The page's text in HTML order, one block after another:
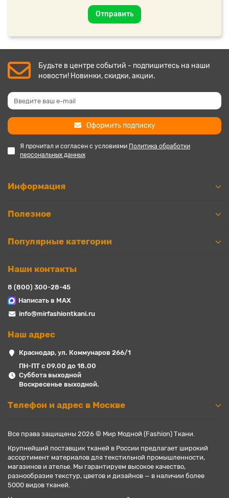
Отправить
Будьте в центре событий - подпишитесь на наши
новости! Новинки, скидки, акции.
Оформить подписку
Я прочитал и согласен с условиями Политика обработки
персональных данных
Информация
Полезное
Популярные категории
Наши контакты
8 (800) 300-28-45
Написать в MAX
info@mirfashiontkani.ru
Наш адрес
Краснодар, ул. Коммунаров 266/1
ПН-ПТ с 09.00 до 18.00
Суббота выходной
Воскресенье выходной.
Телефон и адрес в Москве
Все права защищены 2026 © Мир Модной (Fashion) Ткани.
Крупнейший поставщик тканей в России предлагает широкий
ассортимент материалов для текстильной промышленности,
магазинов и ателье. Мы гарантируем высокое качество,
разнообразие текстур, цветов и дизайнов — в наличии более
5000 видов тканей.